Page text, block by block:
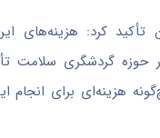
تأکید کرد: هزینه‌های
گردشگری سلامت
هزینه‌ای برای انجام